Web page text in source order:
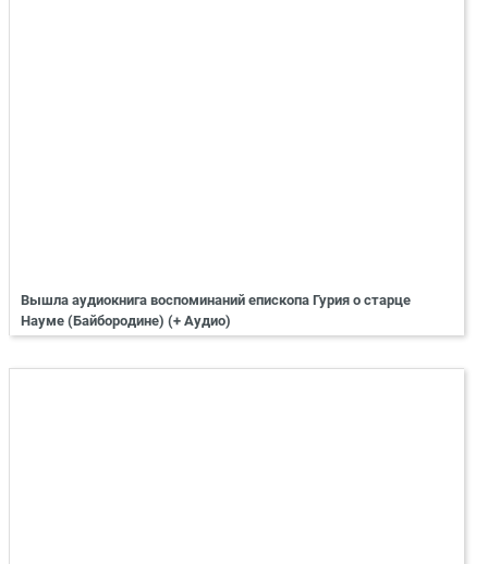
Вышла аудиокнига воспоминаний епископа Гурия о старце
Науме (Байбородине) (+ Аудио)